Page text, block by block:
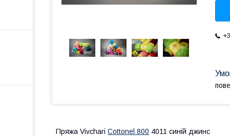
Пряжа Vivchari Cottonel 800 4011 синій джинс